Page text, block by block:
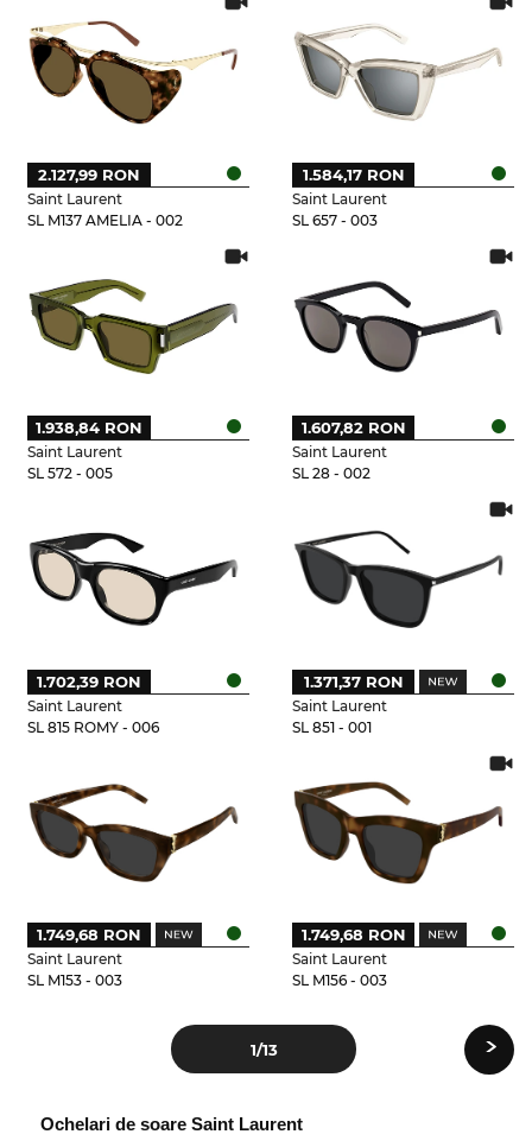
Saint Laurent
SL M137 AMELIA - 002
2.127,99 RON
Saint Laurent
SL 657 - 003
1.584,17 RON
Saint Laurent
SL 572 - 005
1.938,84 RON
Saint Laurent
SL 28 - 002
1.607,82 RON
Saint Laurent
SL 815 ROMY - 006
1.702,39 RON
Saint Laurent
SL 851 - 001
1.371,37 RON
Saint Laurent
SL M153 - 003
1.749,68 RON
Saint Laurent
SL M156 - 003
1.749,68 RON
1/13 ›
Ochelari de soare Saint Laurent